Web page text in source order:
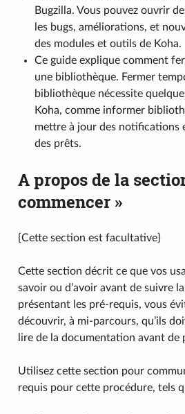
Bugzilla. Vous pouvez ouvrir
les bugs, améliorations, et
des modules et outils de Koha.
Ce guide explique comment
une bibliothèque. Fermer
bibliothèque nécessite
Koha, comme informer
mettre à jour des notifications
des prêts.
A propos de la
commencer »
{Cette section est facultative}
Cette section décrit ce que vos
savoir ou d’avoir avant de suivre
présentant les pré-requis, vous
découvrir, à mi-parcours, qu’ils
lire de la documentation avant de
Utilisez cette section pour
requis pour cette procédure, tels